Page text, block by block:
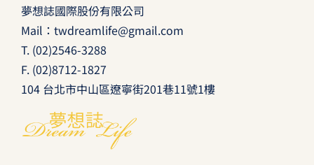
夢想誌國際股份有限公司
Mail： twdreamlife@gmail.com
T. (02)2546-3288
F. (02)8712-1827
104 台北市中山區遼寧街201巷11號1樓